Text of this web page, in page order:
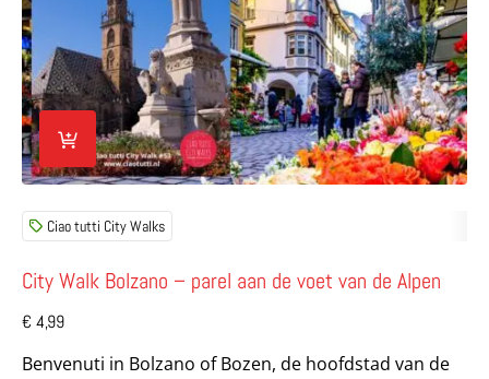
Ciao tutti City Walks
City Walk Bolzano – parel aan de voet van de Alpen
€ 4,99
Benvenuti in Bolzano of Bozen, de hoofdstad van de